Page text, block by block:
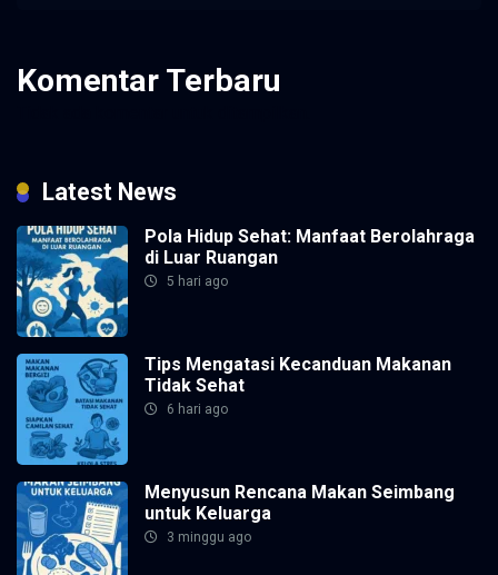
Komentar Terbaru
Latest News
Pola Hidup Sehat: Manfaat Berolahraga
di Luar Ruangan
5 hari ago
Tips Mengatasi Kecanduan Makanan
Tidak Sehat
6 hari ago
Menyusun Rencana Makan Seimbang
untuk Keluarga
3 minggu ago